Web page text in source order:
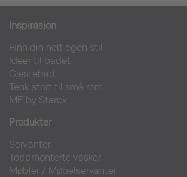
Inspirasjon
Finn din helt egen stil
Ideer til badet
Gjestebad
Tenk stort til små rom
ME by Starck
Produkter
Servanter
Toppmonterte vasker
Møbler / Møbelservanter